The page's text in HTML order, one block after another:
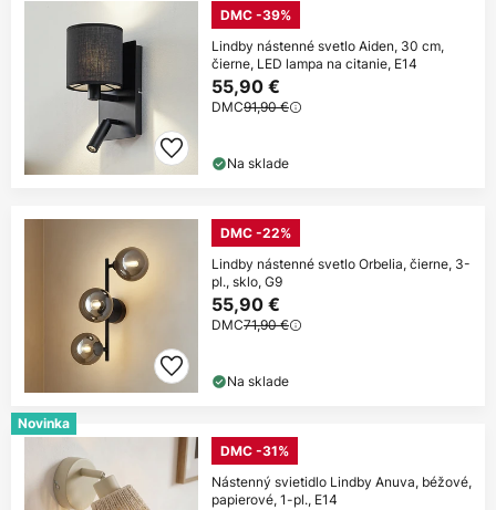
DMC -39%
Lindby nástenné svetlo Aiden, 30 cm,
čierne, LED lampa na citanie, E14
55,90 €
DMC91,90 €
Na sklade
DMC -22%
Lindby nástenné svetlo Orbelia, čierne, 3-
pl., sklo, G9
55,90 €
DMC71,90 €
Na sklade
Novinka
DMC -31%
Nástenný svietidlo Lindby Anuva, béžové,
papierové, 1-pl., E14